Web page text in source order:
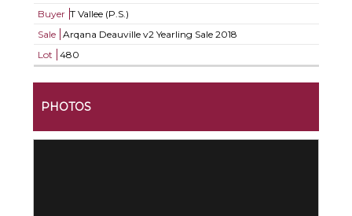
Buyer T Vallee (P.S.)
Sale
Arqana Deauville v2 Yearling Sale 2018
Lot
480
PHOTOS